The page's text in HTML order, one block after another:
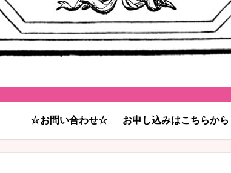
☆お問い合わせ☆ お申し込みはこちらから